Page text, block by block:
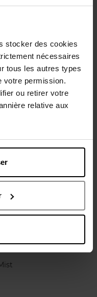
stocker des cookies
nécessaires
tous les autres types
votre permission.
ou retirer votre
relative aux
?